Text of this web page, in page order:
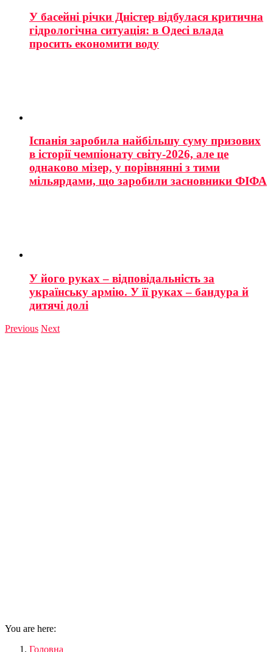
У басейні річки Дністер відбулася критична
гідрологічна ситуація: в Одесі влада
просить економити воду
Іспанія заробила найбільшу суму призових
в історії чемпіонату світу-2026, але це
однаково мізер, у порівнянні з тими
мільярдами, що заробили засновники ФІФА
У його руках – відповідальність за
українську армію. У її руках – бандура й
дитячі долі
Previous Next
You are here:
Головна